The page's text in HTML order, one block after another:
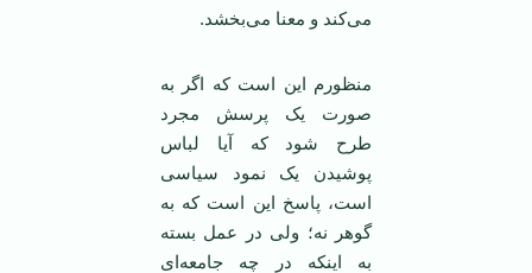
می‌کند و معنا می‌بخشد.
منظورم این است که اگر به
صورت یک پرسش مجرد
طرح شود که آیا لباس
پوشیدن یک نمود سیاسی
است، پاسخ این است که به
گوهر نه؛ ولی در عمل بسته
به اینکه در چه جامعه‌ای